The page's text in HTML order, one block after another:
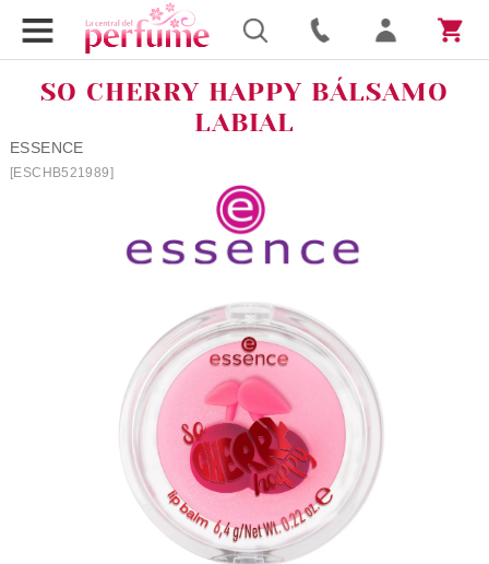
SO CHERRY HAPPY BÁLSAMO
LABIAL
ESSENCE
[ESCHB521989]